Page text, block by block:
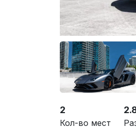
Основные
2
Кол-во мест